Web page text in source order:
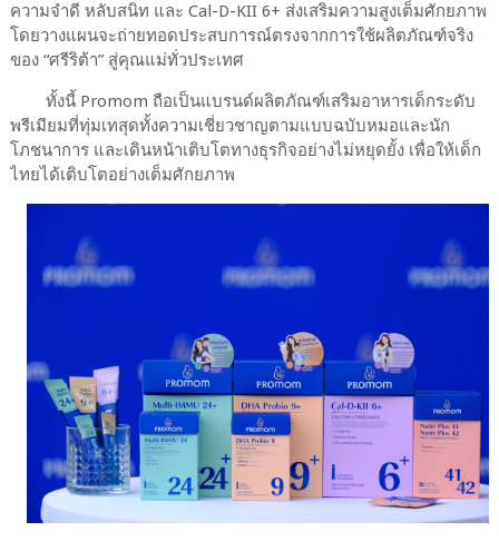
ความจำดี หลับสนิท และ Cal-D-KII 6+ ส่งเสริมความสูงเต็มศักยภาพ
โดยวางแผนจะถ่ายทอดประสบการณ์ตรงจากการใช้ผลิตภัณฑ์จริง
ของ “ศรีริต้า” สู่คุณแม่ทั่วประเทศ
ทั้งนี้ Promom ถือเป็นแบรนด์ผลิตภัณฑ์เสริมอาหารเด็กระดับ
พรีเมียมที่ทุ่มเทสุดทั้งความเชี่ยวชาญตามแบบฉบับหมอและนัก
โภชนาการ และเดินหน้าเติบโตทางธุรกิจอย่างไม่หยุดยั้ง เพื่อให้เด็ก
ไทยได้เติบโตอย่างเต็มศักยภาพ